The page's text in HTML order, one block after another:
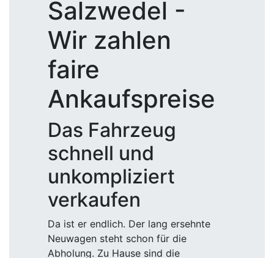
Salzwedel -
Wir zahlen
faire
Ankaufspreise
Das Fahrzeug
schnell und
unkompliziert
verkaufen
Da ist er endlich. Der lang ersehnte
Neuwagen steht schon für die
Abholung. Zu Hause sind die